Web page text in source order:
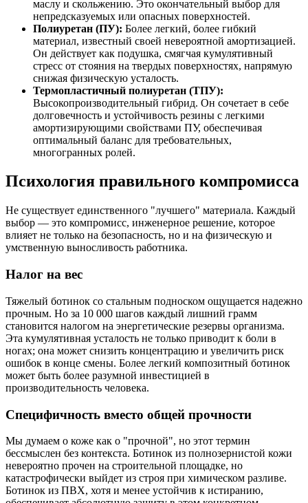
маслу и скольжению. Это окончательный выбор для
непредсказуемых или опасных поверхностей.
Полиуретан (ПУ): Более легкий, более гибкий
материал, известный своей невероятной амортизацией.
Он действует как подушка, смягчая кумулятивный
стресс от стояния на твердых поверхностях, напрямую
снижая физическую усталость.
Термопластичный полиуретан (ТПУ):
Высокопроизводительный гибрид. Он сочетает в себе
долговечность и устойчивость резины с легкими
амортизирующими свойствами ПУ, обеспечивая
оптимальный баланс для требовательных,
многогранных ролей.
Психология правильного компромисса
Не существует единственного "лучшего" материала. Каждый
выбор — это компромисс, инженерное решение, которое
влияет не только на безопасность, но и на физическую и
умственную выносливость работника.
Налог на вес
Тяжелый ботинок со стальным подноском ощущается надежно
прочным. Но за 10 000 шагов каждый лишний грамм
становится налогом на энергетические резервы организма.
Эта кумулятивная усталость не только приводит к боли в
ногах; она может снизить концентрацию и увеличить риск
ошибок в конце смены. Более легкий композитный ботинок
может быть более разумной инвестицией в
производительность человека.
Специфичность вместо общей прочности
Мы думаем о коже как о "прочной", но этот термин
бессмыслен без контекста. Ботинок из полнозернистой кожи
невероятно прочен на строительной площадке, но
катастрофически выйдет из строя при химическом разливе.
Ботинок из ПВХ, хотя и менее устойчив к истиранию,